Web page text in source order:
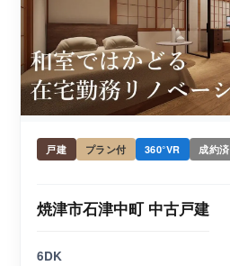
戸建 プラン付 360°VR 成約済
焼津市石津中町 中古戸建
6DK